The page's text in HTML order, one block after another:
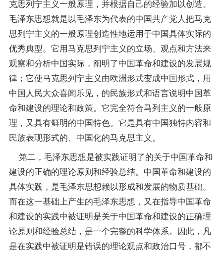
克思列宁主义一般原理，并根据自己的经验加以创造。
毛泽东思想就是以毛泽东为代表的中国共产党人把马克
思列宁主义的一般原理创造性地运用于中国具体实际的
优秀典型。它用马克思列宁主义的立场、观点和方法来
观察和分析中国实际，阐明了中国革命和建设的发展规
律；它使马克思列宁主义由欧洲形式变成中国形式，用
中国人民大众喜闻乐见，的民族形式和语言说明中国革
命和建设的理论和政策。它完全符合马列主义的一般原
理，又具有鲜明的中国特色。它是具有中国独特内容和
民族表现形式的、中国化的马克思主义。
第二，毛泽东思想是被实践证明了的关于中国革命和
建设的正确的理论原则和经验总结。中国革命和建设的
具体实践，是毛泽东思想赖以形成和发展的物质基础。
而在这一基础上产生的毛泽东思想，又在指导中国革命
和建设的实践中被证明是关于中国革命和建设的正确理
论原则和经验总结，是一个完整的科学体系。因此，凡
是在实践中被证明是错误的理论观点和政治口号，都不